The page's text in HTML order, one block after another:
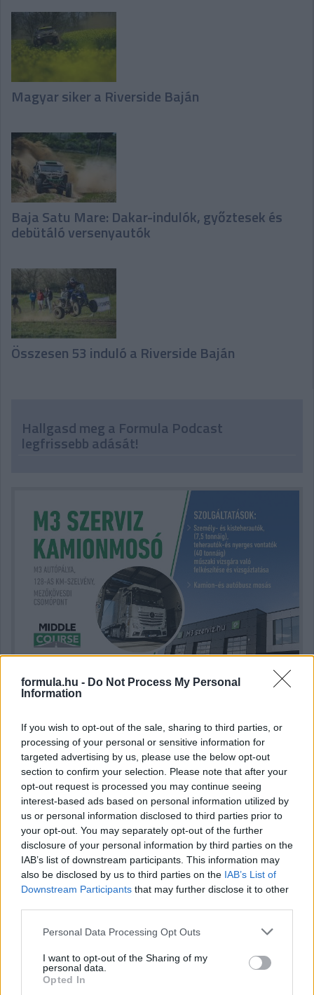
formula.hu - Do Not Process My Personal
Information
If you wish to opt-out of the sale, sharing to third parties, or
processing of your personal or sensitive information for
targeted advertising by us, please use the below opt-out
section to confirm your selection. Please note that after your
opt-out request is processed you may continue seeing
interest-based ads based on personal information utilized by
us or personal information disclosed to third parties prior to
your opt-out. You may separately opt-out of the further
disclosure of your personal information by third parties on the
IAB’s list of downstream participants. This information may
also be disclosed by us to third parties on the IAB’s List of
Downstream Participants that may further disclose it to other
Please note that this website/app uses one or more Google
not limited to your visit or usage behaviour. You may click to
grant or deny consent to Google and its third-party tags to
use your data for below specified purposes in below Google
Personal Data Processing Opt Outs
I want to opt-out of the Sharing of my
personal data.
Opted In
Magyar siker a Riverside Baján
Baja Satu Mare: Dakar-indulók, győztesek és
debütáló versenyautók
Összesen 53 induló a Riverside Baján
Hallgasd meg a Formula Podcast
legfrissebb adását!
Kövess minket a Facebookon
Parc Fermé
2 órája
Óriási bevétel-visszaesést könyvelhetett el az F1 a
második negyedévben